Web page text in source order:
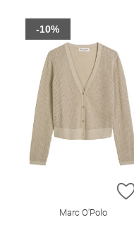
Marc O'Polo
-10%